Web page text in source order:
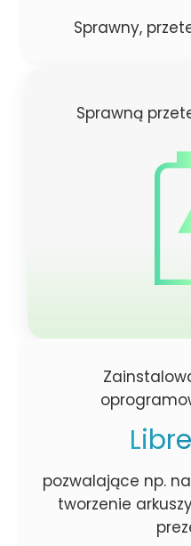
Sprawny,
Sprawną
pozwalające np.
tworzenie